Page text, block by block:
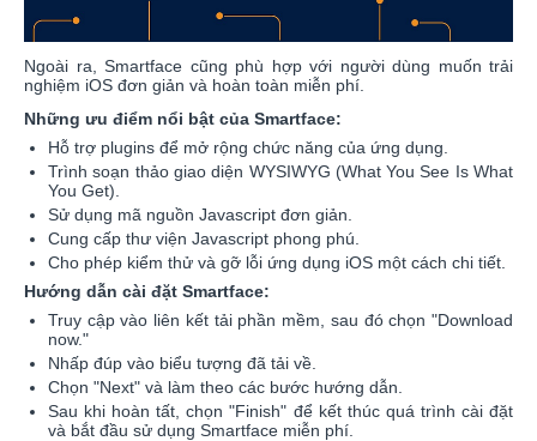
Ngoài ra, Smartface cũng phù hợp với người dùng muốn trải
nghiệm iOS đơn giản và hoàn toàn miễn phí.
Những ưu điểm nổi bật của Smartface:
Hỗ trợ plugins để mở rộng chức năng của ứng dụng.
Trình soạn thảo giao diện WYSIWYG (What You See Is What
You Get).
Sử dụng mã nguồn Javascript đơn giản.
Cung cấp thư viện Javascript phong phú.
Cho phép kiểm thử và gỡ lỗi ứng dụng iOS một cách chi tiết.
Hướng dẫn cài đặt Smartface:
Truy cập vào liên kết tải phần mềm, sau đó chọn "Download
now."
Nhấp đúp vào biểu tượng đã tải về.
Chọn "Next" và làm theo các bước hướng dẫn.
Sau khi hoàn tất, chọn "Finish" để kết thúc quá trình cài đặt
và bắt đầu sử dụng Smartface miễn phí.